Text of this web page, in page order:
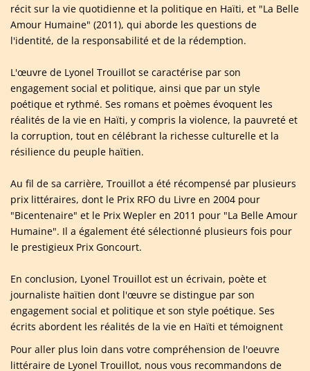
récit sur la vie quotidienne et la politique en Haïti, et "La Belle
Amour Humaine" (2011), qui aborde les questions de
l'identité, de la responsabilité et de la rédemption.
L'œuvre de Lyonel Trouillot se caractérise par son
engagement social et politique, ainsi que par un style
poétique et rythmé. Ses romans et poèmes évoquent les
réalités de la vie en Haïti, y compris la violence, la pauvreté et
la corruption, tout en célébrant la richesse culturelle et la
résilience du peuple haïtien.
Au fil de sa carrière, Trouillot a été récompensé par plusieurs
prix littéraires, dont le Prix RFO du Livre en 2004 pour
"Bicentenaire" et le Prix Wepler en 2011 pour "La Belle Amour
Humaine". Il a également été sélectionné plusieurs fois pour
le prestigieux Prix Goncourt.
En conclusion, Lyonel Trouillot est un écrivain, poète et
journaliste haïtien dont l'œuvre se distingue par son
engagement social et politique et son style poétique. Ses
écrits abordent les réalités de la vie en Haïti et témoignent
Pour aller plus loin dans votre compréhension de l'oeuvre
littéraire de Lyonel Trouillot, nous vous recommandons de